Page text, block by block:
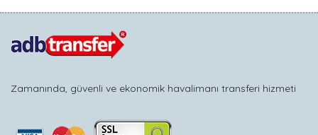
Zamanında, güvenli ve ekonomik havalimanı transferi hizmeti